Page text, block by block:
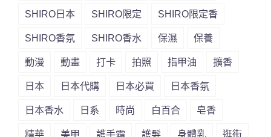
SHIRO日本 SHIRO限定 SHIRO限定香
SHIRO香氛 SHIRO香水 保濕 保養
動漫 動畫 打卡 拍照 指甲油 擴香
日本 日本代購 日本必買 日本香氛
日本香水 日系 時尚 白百合 皂香
精華 美甲 護手霜 護髮 身體乳 逛街